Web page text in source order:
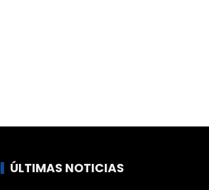
ÚLTIMAS NOTICIAS